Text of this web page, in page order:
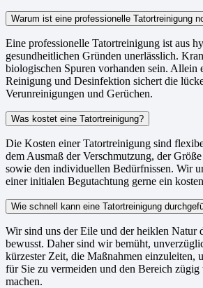
Warum ist eine professionelle Tatortreinigung
Eine professionelle Tatortreinigung ist aus
gesundheitlichen Gründen unerlässlich.
biologischen Spuren vorhanden sein. Allein
Reinigung und Desinfektion sichert die
Verunreinigungen und Gerüchen.
Was kostet eine Tatortreinigung?
Die Kosten einer Tatortreinigung sind
dem Ausmaß der Verschmutzung, der
sowie den individuellen Bedürfnissen. Wir
einer initialen Begutachtung gerne ein
Wie schnell kann eine Tatortreinigung
Wir sind uns der Eile und der heiklen Natur
bewusst. Daher sind wir bemüht,
kürzester Zeit, die Maßnahmen einzuleiten,
für Sie zu vermeiden und den Bereich zügig
machen.